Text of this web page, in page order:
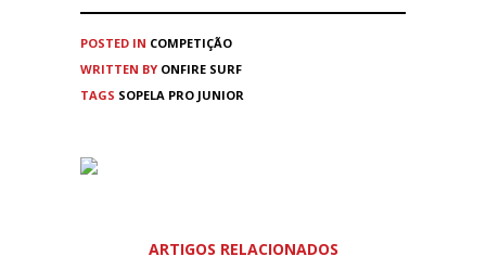
POSTED IN COMPETIÇÃO
WRITTEN BY ONFIRE SURF
TAGS SOPELA PRO JUNIOR
ARTIGOS RELACIONADOS